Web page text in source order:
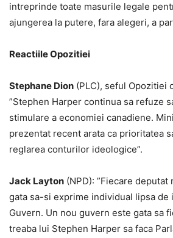
intreprinde toate masurile legale
ajungerea la putere, fara alegeri, a
Reactiile Opozitiei
Stephane Dion (PLC), seful Opozitiei
”Stephen Harper continua sa refuze
stimulare a economiei canadiene.
prezentat recent arata ca prioritatea
reglarea conturilor ideologice”.
Jack Layton (NPD): ”Fiecare
gata sa-si exprime individual lipsa de
Guvern. Un nou guvern este gata sa
treaba lui Stephen Harper sa faca